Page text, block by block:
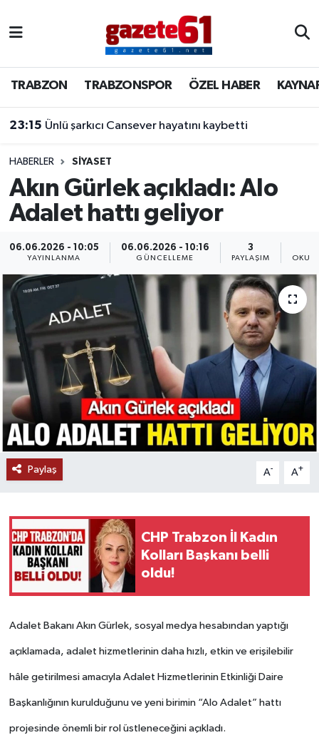
TRABZON TRABZONSPOR ÖZEL HABER
23:15 Ünlü şarkıcı Cansever hayatını kaybetti
HABERLER SİYASET
Akın Gürlek açıkladı: Alo
Adalet hattı geliyor
06.06.2026 - 10:05
YAYINLANMA
06.06.2026 - 10:16
GÜNCELLEME
3
PAYLAŞIM
Paylaş A- A+
CHP Trabzon İl Kadın
Kolları Başkanı belli
oldu!
Adalet Bakanı Akın Gürlek, sosyal medya hesabından yaptığı
açıklamada, adalet hizmetlerinin daha hızlı, etkin ve erişilebilir
hâle getirilmesi amacıyla Adalet Hizmetlerinin Etkinliği Daire
Başkanlığının kurulduğunu ve yeni birimin “Alo Adalet” hattı
projesinde önemli bir rol üstleneceğini açıkladı.
TRABZONSPOR
ÖZEL HABER
KAYNAR KAZAN
SİYASET
Trabzon Nöbetçi Eczaneler
Trabzon Hava Durumu
Trabzon Namaz Vakitleri
Trabzon Trafik Yoğunluk Haritası
Süper Lig Puan Durumu ve Fikstür
Son Dakika Haberleri
Haber Arşivi